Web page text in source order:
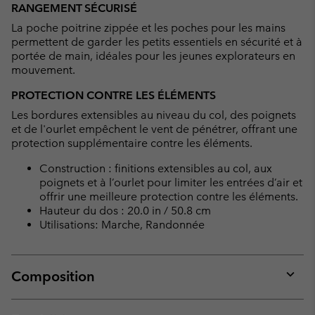
RANGEMENT SÉCURISÉ
La poche poitrine zippée et les poches pour les mains
permettent de garder les petits essentiels en sécurité et à
portée de main, idéales pour les jeunes explorateurs en
mouvement.
PROTECTION CONTRE LES ÉLÉMENTS
Les bordures extensibles au niveau du col, des poignets
et de l'ourlet empêchent le vent de pénétrer, offrant une
protection supplémentaire contre les éléments.
Construction : finitions extensibles au col, aux
poignets et à l’ourlet pour limiter les entrées d’air et
offrir une meilleure protection contre les éléments.
Hauteur du dos : 20.0 in / 50.8 cm
Utilisations: Marche, Randonnée
Composition
or